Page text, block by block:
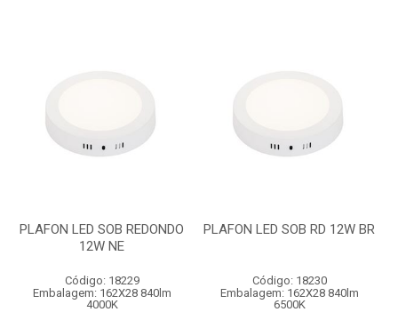
PLAFON LED SOB REDONDO
12W NE
Código: 18229
Embalagem: 162X28 840lm
4000K
PLAFON LED SOB RD 12W BR
Código: 18230
Embalagem: 162X28 840lm
6500K